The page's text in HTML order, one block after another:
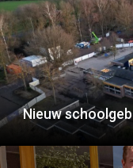
Nieuw